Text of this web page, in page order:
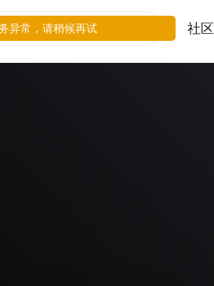
社区
异常，请稍候再试